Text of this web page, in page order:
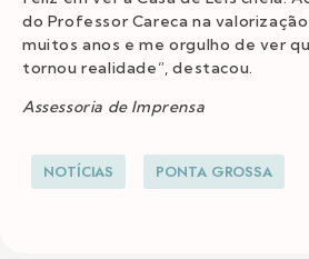
do Professor Careca na
muitos anos e me orgulho de ver
tornou realidade”, destacou.
Assessoria de Imprensa
NOTÍCIAS PONTA GROSSA